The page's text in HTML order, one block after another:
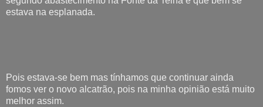
estava na esplanada.
Pois estava-se bem mas tínhamos que continuar ainda
fomos ver o novo alcatrão, pois na minha opinião está muito
melhor assim.